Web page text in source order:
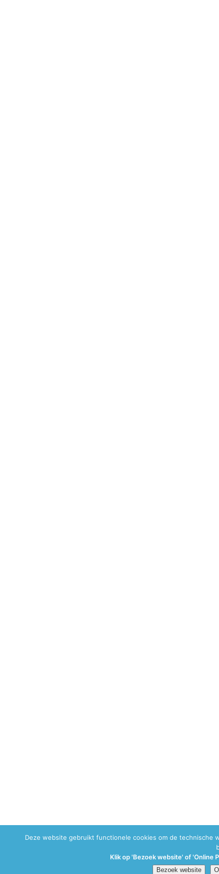
Deze website gebruikt functionele cookies om de technische
Klik op 'Bezoek website' of 'Online
Bezoek website